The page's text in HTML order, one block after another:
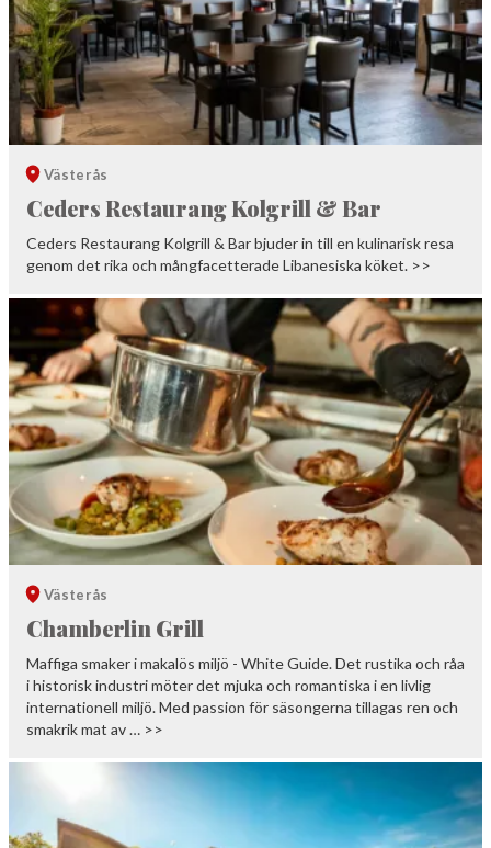
Västerås
Ceders Restaurang Kolgrill & Bar
Ceders Restaurang Kolgrill & Bar bjuder in till en kulinarisk resa
genom det rika och mångfacetterade Libanesiska köket. >>
Västerås
Chamberlin Grill
Maffiga smaker i makalös miljö - White Guide. Det rustika och råa
i historisk industri möter det mjuka och romantiska i en livlig
internationell miljö. Med passion för säsongerna tillagas ren och
smakrik mat av … >>